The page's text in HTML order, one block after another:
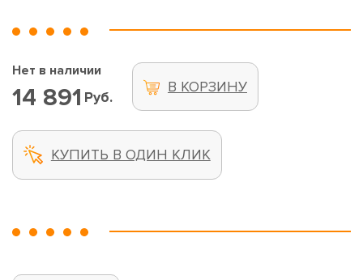
Нет в наличии
14 891 Руб.
В КОРЗИНУ
КУПИТЬ В ОДИН КЛИК